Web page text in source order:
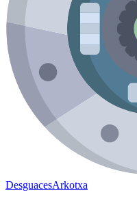
DesguacesArkotxa